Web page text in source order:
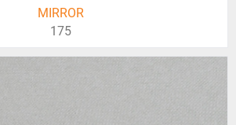
MIRROR
175